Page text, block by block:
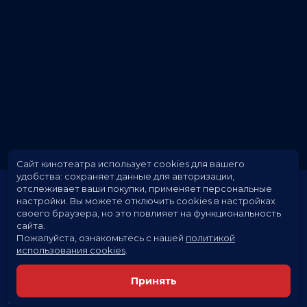
Расписание
Скоро в кино
Заведения
Сайт кинотеатра использует cookies для вашего
удобства: сохраняет данные для авторизации,
отслеживает ваши покупки, применяет персональные
настройки. Вы можете отключить cookies в настройках
своего браузера, но это повлияет на функциональность
сайта.
Пожалуйста, ознакомьтесь с нашей политикой
использования cookies
Принять